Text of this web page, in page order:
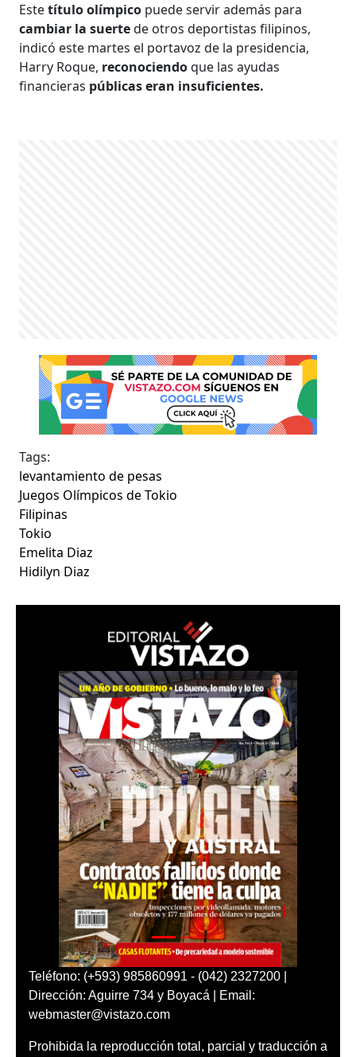
Estetítulo olímpico puede servir además para
cambiar la suertede otros deportistas filipinos,
indicó este martes el portavoz de la presidencia,
Harry Roque, reconociendoque las ayudas
financieras públicas eran insuficientes.
Tags:
levantamiento de pesas
Juegos Olímpicos de Tokio
Filipinas
Tokio
Emelita Diaz
Hidilyn Diaz
Teléfono: (+593) 985860991 - (042) 2327200 |
Dirección: Aguirre 734 y Boyacá | Email:
webmaster@vistazo.com
Prohibida la reproducción total, parcial y traducción a